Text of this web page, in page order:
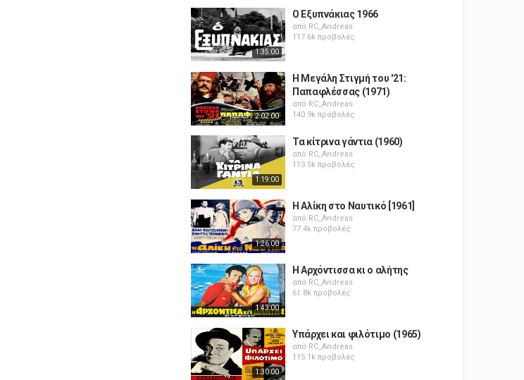
1:35:00
Ο Εξυπνάκιας 1966
από RC_Andreas
117.6k προβολές
2:02:00
Η Μεγάλη Στιγμή του '21:
Παπαφλέσσας (1971)
από RC_Andreas
140.9k προβολές
1:19:00
Τα κίτρινα γάντια (1960)
από RC_Andreas
113.5k προβολές
1:26:00
Η Αλίκη στο Ναυτικό [1961]
από RC_Andreas
77.4k προβολές
1:43:00
Η Αρχόντισσα κι ο αλήτης
από RC_Andreas
61.8k προβολές
1:30:00
Υπάρχει και φιλότιμο (1965)
από RC_Andreas
115.1k προβολές